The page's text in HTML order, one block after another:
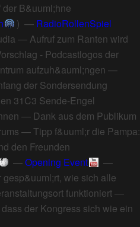
B&uuml;hne
) — RadioRollenSpiel
—Aufruf zum Ranten wird
- Podcastlogos der
aufzuh&auml;ngen —
der Sondersendung
31C3 Sende-Engel
— Dank aus dem Publikum
—Tipp f&uuml;r die Pampa:
den Freunden
—Opening Event
—
wie sich alle
funktioniert—
der Kongress sich wie ein